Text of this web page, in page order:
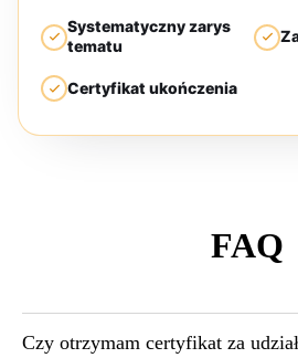
Systematyczny zarys
tematu
Certyfikat ukończenia
FAQ
Czy otrzymam certyfikat za